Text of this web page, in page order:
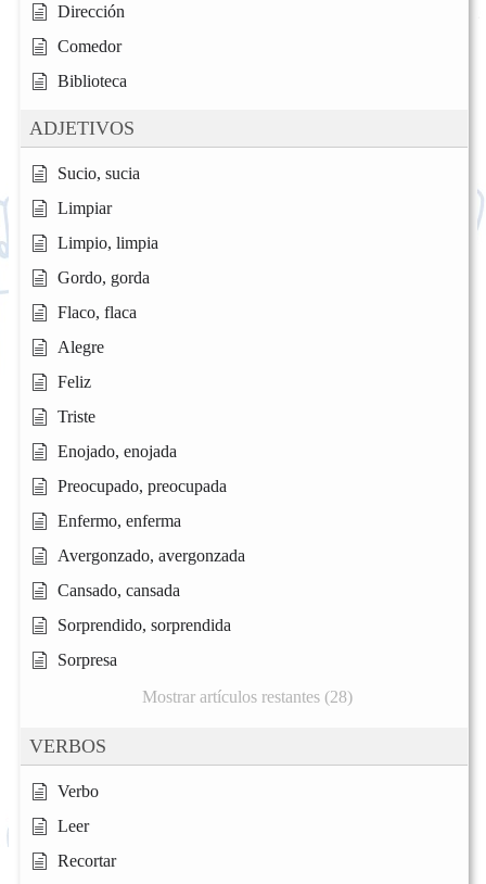
Dirección
Comedor
Biblioteca
ADJETIVOS
Sucio, sucia
Limpiar
Limpio, limpia
Gordo, gorda
Flaco, flaca
Alegre
Feliz
Triste
Enojado, enojada
Preocupado, preocupada
Enfermo, enferma
Avergonzado, avergonzada
Cansado, cansada
Sorprendido, sorprendida
Sorpresa
Mostrar artículos restantes (28)
VERBOS
Verbo
Leer
Recortar